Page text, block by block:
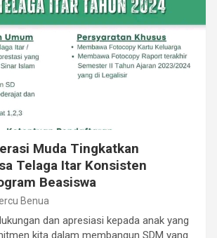
Muda Tingkatkan
Telaga Itar Konsisten
Beasiswa
Benua
dan apresiasi kepada anak yang